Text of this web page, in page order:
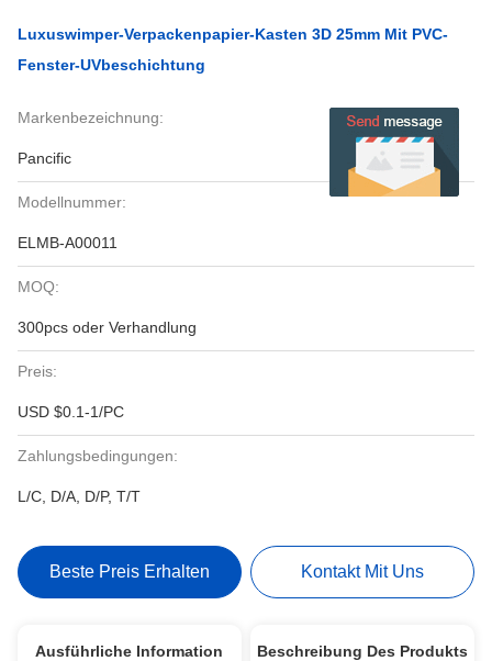
Luxuswimper-Verpackenpapier-Kasten 3D 25mm Mit PVC-
Fenster-UVbeschichtung
Markenbezeichnung:
Pancific
Modellnummer:
ELMB-A00011
MOQ:
300pcs oder Verhandlung
Preis:
USD $0.1-1/PC
Zahlungsbedingungen:
L/C, D/A, D/P, T/T
Beste Preis Erhalten Kontakt Mit Uns
Ausführliche Information Beschreibung Des Produkts